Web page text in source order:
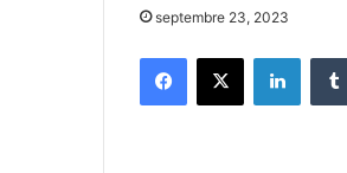
septembre 23, 2023
Facebook
X